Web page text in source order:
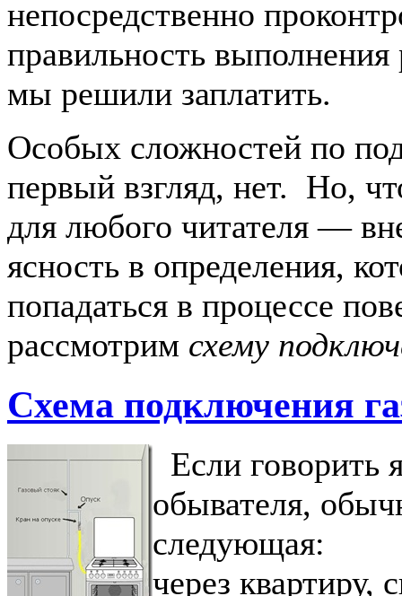
непосредственно
правильность
мы решили заплатить.
Особых сложностей по
первый взгляд, нет. Но,
для любого читателя —
ясность в определения,
попадаться в процессе
рассмотрим схему
Схема подключения
Если говорить
обывателя,
следующая:
через квартиру,